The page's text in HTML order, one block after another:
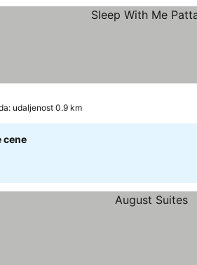
udaljenost 0.9 km
cene